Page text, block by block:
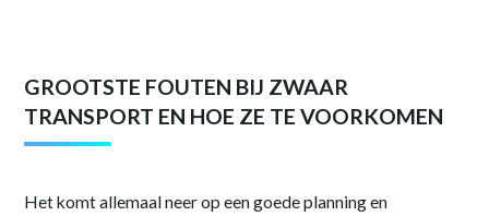
GROOTSTE FOUTEN BIJ ZWAAR
TRANSPORT EN HOE ZE TE VOORKOMEN
Het komt allemaal neer op een goede planning en